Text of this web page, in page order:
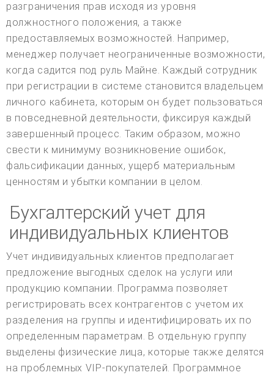
разграничения прав исходя из уровня
должностного положения, а также
предоставляемых возможностей. Например,
менеджер получает неограниченные возможности,
когда садится под руль Майне. Каждый сотрудник
при регистрации в системе становится владельцем
личного кабинета, которым он будет пользоваться
в повседневной деятельности, фиксируя каждый
завершенный процесс. Таким образом, можно
свести к минимуму возникновение ошибок,
фальсификации данных, ущерб материальным
ценностям и убытки компании в целом.
Бухгалтерский учет для
индивидуальных клиентов
Учет индивидуальных клиентов предполагает
предложение выгодных сделок на услуги или
продукцию компании. Программа позволяет
регистрировать всех контрагентов с учетом их
разделения на группы и идентифицировать их по
определенным параметрам. В отдельную группу
выделены физические лица, которые также делятся
на проблемных VIP-покупателей. Программное